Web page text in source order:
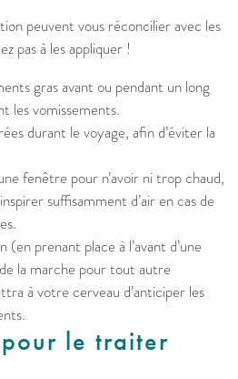
peuvent vous réconcilier avec les
pas à les appliquer !
gras avant ou pendant un long
les vomissements.
durant le voyage, afin d’éviter la
fenêtre pour n’avoir ni trop chaud,
suffisamment d’air en cas de
(en prenant place à l’avant d’une
la marche pour tout autre
à votre cerveau d’anticiper les
le traiter